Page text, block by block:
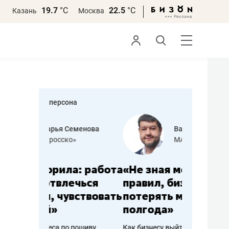
Казань 19.7 °С Москва 22.5 °С
персона
Василь Мазитов
«Не зная местных
правил, бизнес может
потерять минимум
полгода»